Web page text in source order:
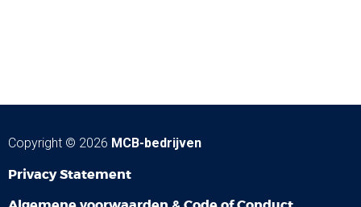
Copyright © 2026 MCB-bedrijven
Privacy Statement